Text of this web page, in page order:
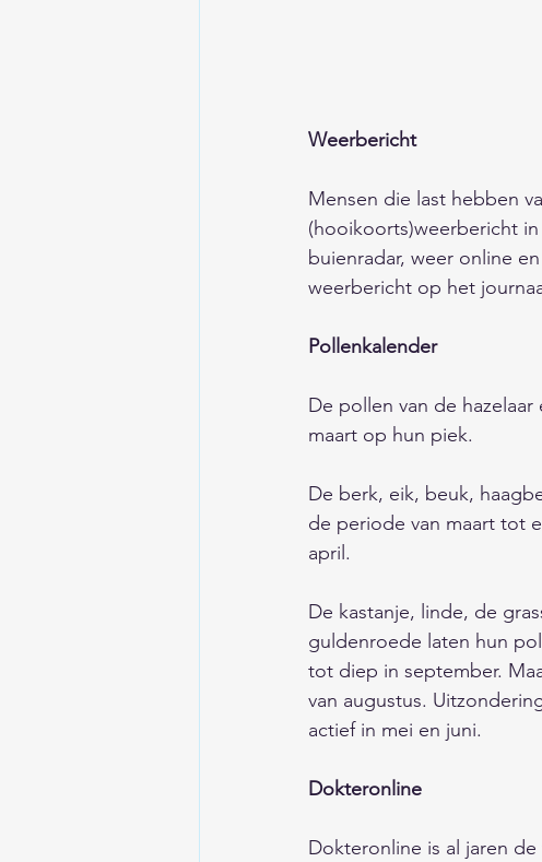
Weerbericht
Mensen die last hebben
(hooikoorts)weerbericht
buienradar, weer online
weerbericht op het
Pollenkalender
De pollen van de
maart op hun piek.
De berk, eik, beuk,
de periode van maart tot
De kastanje, linde, de
guldenroede laten hun
tot diep in september.
van augustus.
actief in mei en juni.
Dokteronline
Dokteronline is al jaren